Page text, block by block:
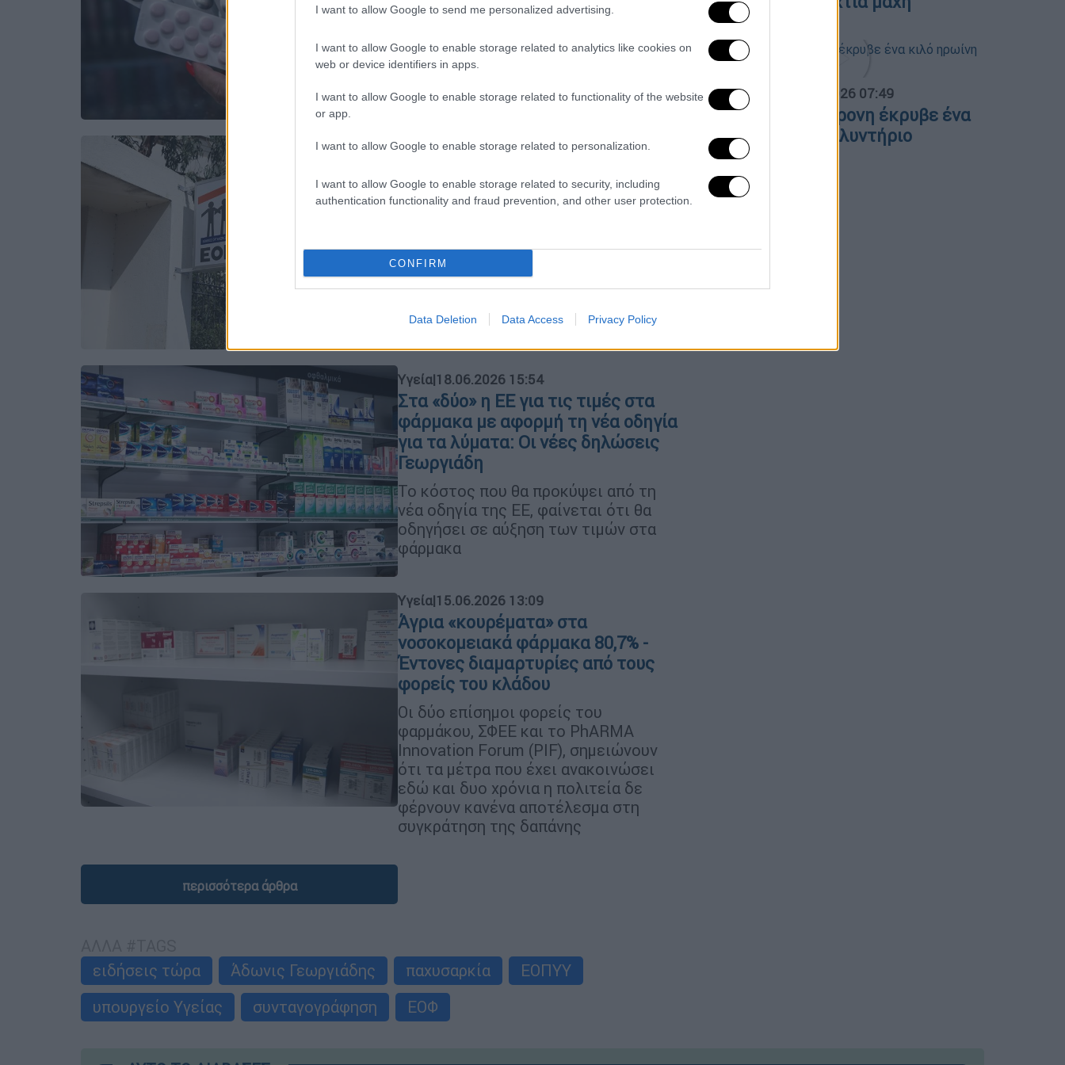
I want to allow Google to send me personalized advertising.
I want to allow Google to enable storage related to analytics like cookies on
web or device identifiers in apps.
I want to allow Google to enable storage related to functionality of the website
or app.
I want to allow Google to enable storage related to personalization.
I want to allow Google to enable storage related to security, including
authentication functionality and fraud prevention, and other user protection.
CONFIRM
Data Deletion Data Access Privacy Policy
«κόφτες»
προχωρήσει η ηγεσία του υπουργείου
Υγείας προκειμένου να περιορίσει
την υπερσυνταγογράφηση φαρμάκων
Υγεία|24.06.2026 06:00
ΕΟΠΥΥ: Ξεκινά «σαφάρι» ελέγχων
χρεώσεις από ιδιώτες
Τα σχέδια του νέου Διοικητή, Θανάση
Ζαμάνη και πού σκοπεύει να εστιάσει
Υγεία|18.06.2026 15:54
Στα «δύο» η ΕΕ για τις τιμές στα
φάρμακα με αφορμή τη νέα οδηγία
για τα λύματα: Οι νέες δηλώσεις
Γεωργιάδη
Το κόστος που θα προκύψει από τη
νέα οδηγία της ΕΕ, φαίνεται ότι θα
οδηγήσει σε αύξηση των τιμών στα
φάρμακα
Υγεία|15.06.2026 13:09
Άγρια «κουρέματα» στα
νοσοκομειακά φάρμακα 80,7% -
Έντονες διαμαρτυρίες από τους
φορείς του κλάδου
Οι δύο επίσημοι φορείς του
φαρμάκου, ΣΦΕΕ και το PhARMA
Innovation Forum (PIF), σημειώνουν
ότι τα μέτρα που έχει ανακοινώσει
εδώ και δυο χρόνια η πολιτεία δε
φέρνουν κανένα αποτέλεσμα στη
συγκράτηση της δαπάνης
περισσότερα άρθρα
ειδήσεις τώρα
Άδωνις Γεωργιάδης παχυσαρκία
ΕΟΠΥΥ
υπουργείο Υγείας
συνταγογράφηση ΕΟΦ
Ώρα Ελλάδος... 07.08.2026 07:49
Θεσσαλονίκη: 46χρονη έκρυβε ένα
κιλό ηρωίνη στο πλυντήριο